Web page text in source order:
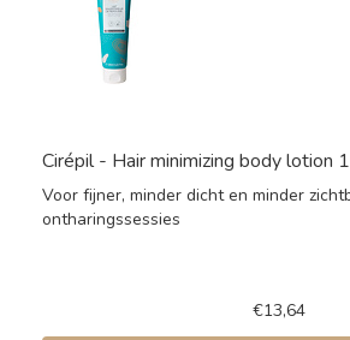
Cirépil - Hair minimizing body lotion
Voor fijner, minder dicht en minder
ontharingssessies
€13,64